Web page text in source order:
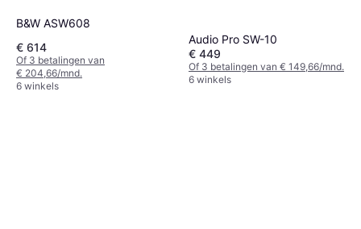
B&W ASW608
€ 614
Of 3 betalingen van
€ 204,66/mnd.
6 winkels
Audio Pro SW-10
€ 449
Of 3 betalingen van € 149,66/mnd.
6 winkels